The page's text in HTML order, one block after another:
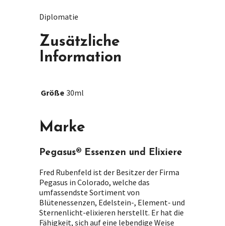
Diplomatie
Zusätzliche
Information
Größe 30ml
Marke
Pegasus® Essenzen und Elixiere
Fred Rubenfeld ist der Besitzer der Firma
Pegasus in Colorado, welche das
umfassendste Sortiment von
Blütenessenzen, Edelstein-, Element- und
Sternenlicht-elixieren herstellt. Er hat die
Fähigkeit, sich auf eine lebendige Weise